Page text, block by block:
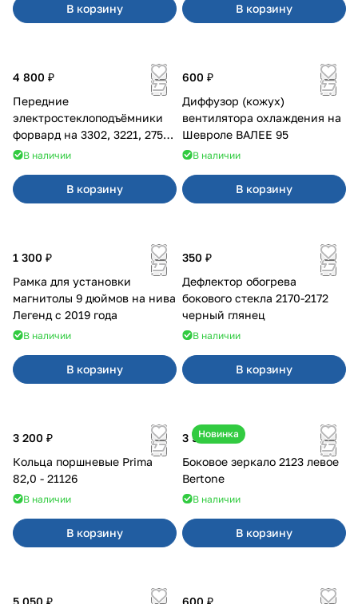
В корзину В корзину
4 800 ₽
Передние
электростеклоподъёмники
форвард на 3302, 3221, 2752,
2217В наличии
В корзину
600 ₽
Диффузор (кожух)
вентилятора охлаждения на
Шевроле ВАЛЕЕ 95
В наличии
В корзину
1 300 ₽
Рамка для установки
магнитолы 9 дюймов на нива
Легенд с 2019 года
В наличии
В корзину
350 ₽
Дефлектор обогрева
бокового стекла 2170-2172
черный глянец
В наличии
В корзину
3 200 ₽
Кольца поршневые Prima
82,0 - 21126
В наличии
В корзину
Новинка
3 500 ₽
Боковое зеркало 2123 левое
Bertone
В наличии
В корзину
5 050 ₽ 600 ₽